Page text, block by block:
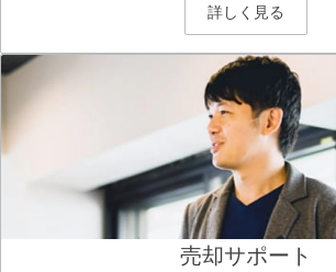
詳しく見る
売却サポート